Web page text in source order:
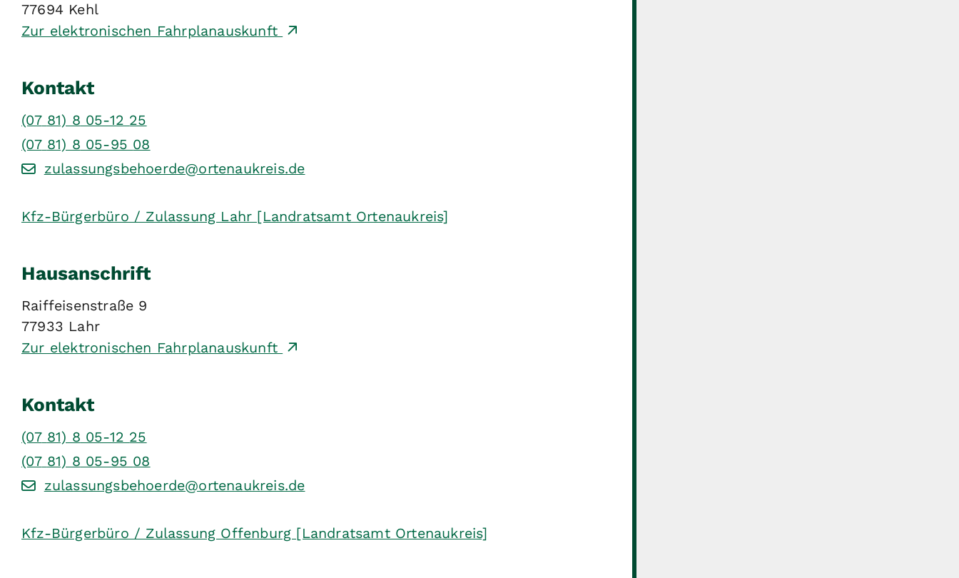
77694 Kehl
Zur elektronischen Fahrplanauskunft
Kontakt
(07 81) 8 05-12 25
(07 81) 8 05-95 08
zulassungsbehoerde@ortenaukreis.de
Kfz-Bürgerbüro / Zulassung Lahr [Landratsamt Ortenaukreis]
Hausanschrift
Raiffeisenstraße 9
77933 Lahr
Zur elektronischen Fahrplanauskunft
Kontakt
(07 81) 8 05-12 25
(07 81) 8 05-95 08
zulassungsbehoerde@ortenaukreis.de
Kfz-Bürgerbüro / Zulassung Offenburg [Landratsamt Ortenaukreis]